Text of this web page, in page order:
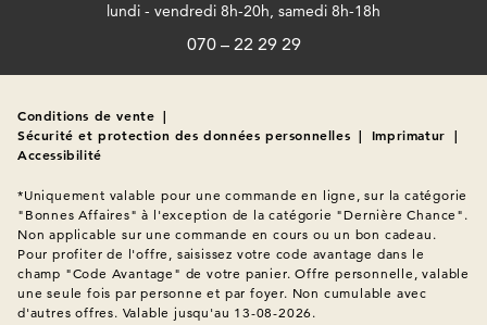
lundi - vendredi 8h-20h, samedi 8h-18h
070 – 22 29 29
Conditions de vente |
Sécurité et protection des données personnelles | Imprimatur |
Accessibilité
*Uniquement valable pour une commande en ligne, sur la catégorie
"Bonnes Affaires" à l'exception de la catégorie "Dernière Chance".
Non applicable sur une commande en cours ou un bon cadeau.
Pour profiter de l'offre, saisissez votre code avantage dans le
champ "Code Avantage" de votre panier. Offre personnelle, valable
une seule fois par personne et par foyer. Non cumulable avec
d'autres offres. Valable jusqu'au 13-08-2026.